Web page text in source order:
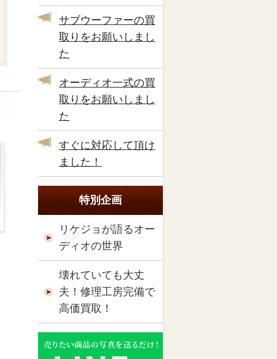
サブウーファーの買
取りをお願いしまし
た
オーディオ一式の買
取りをお願いしまし
た
すぐに対応して頂け
ました！
特別企画
リケジョが語るオー
ディオの世界
壊れていても大丈
夫！修理工房完備で
高価買取！